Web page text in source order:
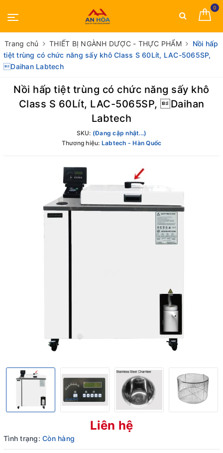
0
Trang chủ THIẾT BỊ NGÀNH DƯỢC - THỰC PHẨM
Nồi hấp
tiệt trùng có chức năng sấy khô Class S 60Lít, LAC-5065SP,
Daihan Labtech
Nồi hấp tiệt trùng có chức năng sấy khô
Class S 60Lít, LAC-5065SP, Daihan
Labtech
SKU: (Đang cập nhật...)
Thương hiệu: Labtech - Hàn Quốc
Liên hệ
Tình trạng: Còn hàng